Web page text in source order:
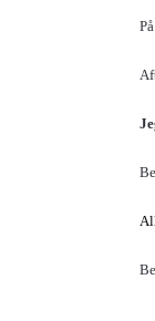
På